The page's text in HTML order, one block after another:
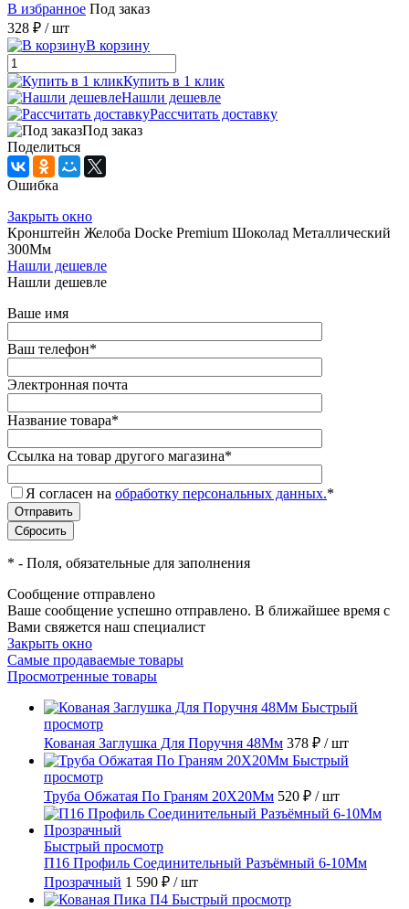
В избранное Под заказ
328 ₽ / шт
В корзину
Купить в 1 клик
Нашли дешевле
Рассчитать доставку
Под заказ
Поделиться
Ошибка
Закрыть окно
Кронштейн Желоба Docke Premium Шоколад Металлический
300Мм
Нашли дешевле
Нашли дешевле
Ваше имя
Ваш телефон*
Электронная почта
Название товара*
Ссылка на товар другого магазина*
Я согласен на обработку персональных данных.*
* - Поля, обязательные для заполнения
Сообщение отправлено
Ваше сообщение успешно отправлено. В ближайшее время с
Вами свяжется наш специалист
Закрыть окно
Самые продаваемые товары
Просмотренные товары
Быстрый
просмотр
Кованая Заглушка Для Поручня 48Мм 378 ₽ / шт
Быстрый
просмотр
Труба Обжатая По Граням 20X20Мм 520 ₽ / шт
Быстрый просмотр
П16 Профиль Соединительный Разъёмный 6-10Мм
Прозрачный 1 590 ₽ / шт
Быстрый просмотр